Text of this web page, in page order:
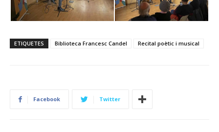
ETIQUETES Biblioteca Francesc Candel Recital poètic i musical
Facebook Twitter